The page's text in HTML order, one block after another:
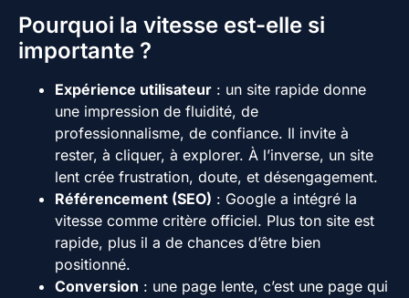
Pourquoi la vitesse est-elle si
importante ?
Expérience utilisateur : un site rapide donne
une impression de fluidité, de
professionnalisme, de confiance. Il invite à
rester, à cliquer, à explorer. À l’inverse, un site
lent crée frustration, doute, et désengagement.
Référencement (SEO) : Google a intégré la
vitesse comme critère officiel. Plus ton site est
rapide, plus il a de chances d’être bien
positionné.
Conversion : une page lente, c’est une page qui